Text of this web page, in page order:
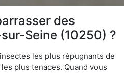
des
Seine (10250) ?
les plus répugnants de
plus tenaces. Quand vous